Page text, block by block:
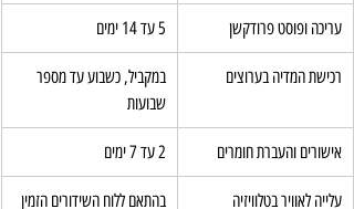
עריכה ופוסט פרודקשן 5 עד 14 ימים
רכישת המדיה בערוצים
במקביל, כשבוע עד מספר
שבועות
אישורים והעברת חומרים 2 עד 7 ימים
עלייה לאוויר בטלוויזיה
בהתאם ללוח השידורים הזמין